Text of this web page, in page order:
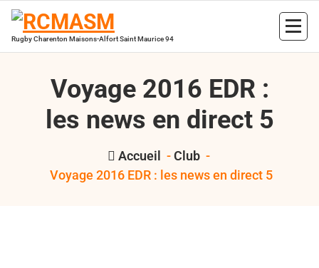
Aller
au
contenu
Rugby Charenton Maisons-Alfort Saint Maurice 94
Voyage 2016 EDR :
les news en direct 5
Accueil -Club -
Voyage 2016 EDR : les news en direct 5